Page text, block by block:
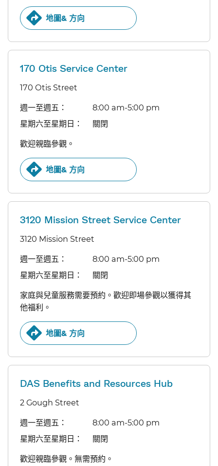
地圖& 方向​​
170 Otis Service Center
170 Otis Street
週一至週五：​​
8:00 am-5:00 pm​​
星期六至星期日：​​
關閉​​
歡迎親臨參觀。​​
地圖& 方向​​
3120 Mission Street Service Center
3120 Mission Street
週一至週五：​​
8:00 am-5:00 pm​​
星期六至星期日：​​
關閉​​
家庭與兒童服務需要預約。歡迎即場參觀以獲得其
他福利。​​
地圖& 方向​​
DAS Benefits and Resources Hub
2 Gough Street
週一至週五：​​
8:00 am-5:00 pm​​
星期六至星期日：​​
關閉​​
歡迎親臨參觀。無需預約。​​